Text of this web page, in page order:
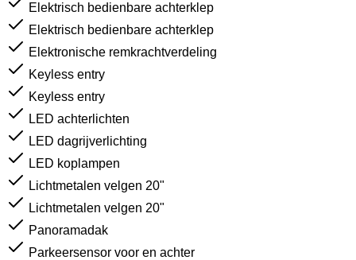
Elektrisch bedienbare achterklep
Elektrisch bedienbare achterklep
Elektronische remkrachtverdeling
Keyless entry
Keyless entry
LED achterlichten
LED dagrijverlichting
LED koplampen
Lichtmetalen velgen 20"
Lichtmetalen velgen 20"
Panoramadak
Parkeersensor voor en achter